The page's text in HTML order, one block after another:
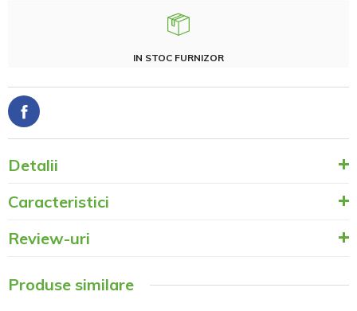
IN STOC FURNIZOR
Detalii
Caracteristici
Review-uri
Produse similare